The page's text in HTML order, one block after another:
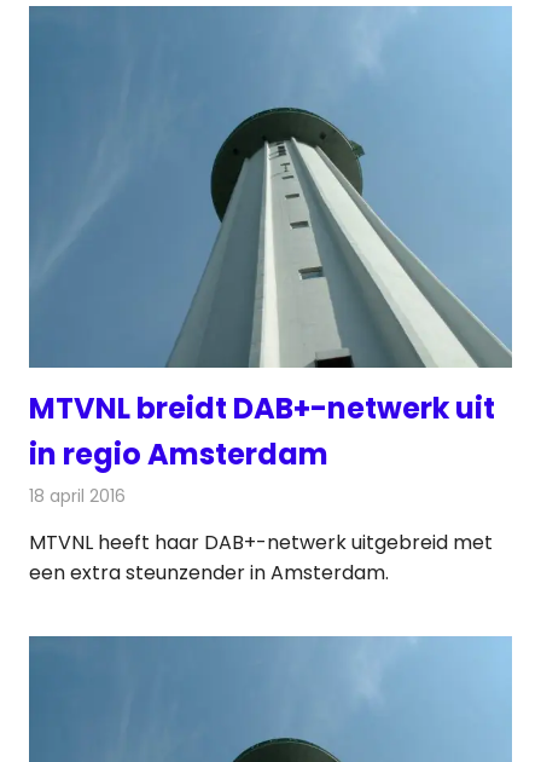
MTVNL breidt DAB+-netwerk uit
in regio Amsterdam
18 april 2016
MTVNL heeft haar DAB+-netwerk uitgebreid met
een extra steunzender in Amsterdam.